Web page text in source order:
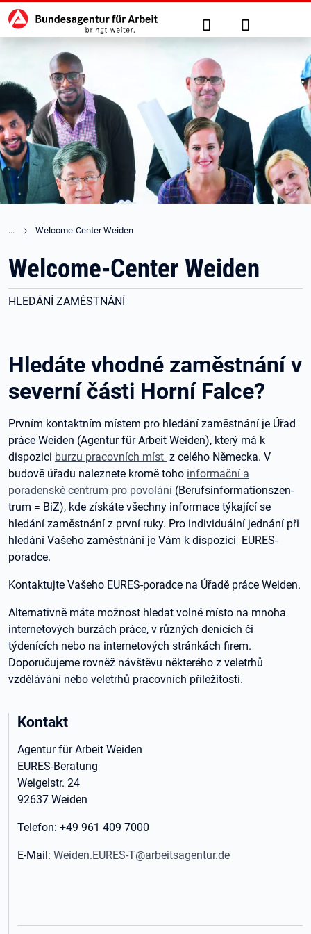
zu den Hauptinhalten springen
Hauptnavigation Suche Anmelden
Welcome-Center Weiden
Welcome-Center Weiden
HLEDÁNÍ ZAMĚSTNÁNÍ
Hledáte vhodné zaměstnání v
severní části Horní Falce?
Prvním kontaktním místem pro hledání zaměstnání je Úřad
práce Weiden (Agentur für Arbeit Weiden), který má k
dispozici burzu pracovních míst z celého Německa. V
budově úřadu naleznete kromě toho informační a
poradenské centrum pro povolání (Be­rufs­in­for­ma­ti­ons­zen­
trum = BiZ), kde získáte všechny informace týkající se
hledání zaměstnání z první ruky. Pro individuální jednání při
hledání Vašeho zaměstnání je Vám k dispozici EURES-
poradce.
Kontaktujte Vašeho EURES-poradce na Úřadě práce Weiden.
Alternativně máte možnost hledat volné místo na mnoha
internetových burzách práce, v různých denících či
týdenících nebo na internetových stránkách firem.
Doporučujeme rovněž návštěvu některého z veletrhů
vzdělávání nebo veletrhů pracovních příležitostí.
Kontakt
Agentur für Arbeit Weiden
EURES-Beratung
Weigelstr. 24
92637 Weiden
Telefon: +49 961 409 7000
E-Mail: Weiden.EURES-T@arbeitsagentur.de